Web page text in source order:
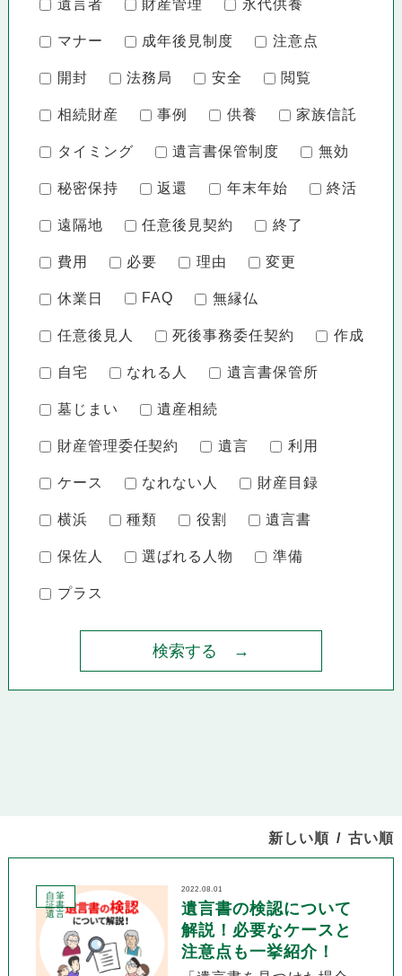
遺言者 財産管理 永代供養
マナー 成年後見制度 注意点
開封 法務局 安全 閲覧
相続財産 事例 供養 家族信託
タイミング 遺言書保管制度 無効
秘密保持 返還 年末年始 終活
遠隔地 任意後見契約 終了
費用 必要 理由 変更
休業日 FAQ 無縁仏
任意後見人 死後事務委任契約 作成
自宅 なれる人 遺言書保管所
墓じまい 遺産相続
財産管理委任契約 遺言 利用
ケース なれない人 財産目録
横浜 種類 役割 遺言書
保佐人 選ばれる人物 準備
プラス
新しい順 古い順
自筆
証書
遺言
2022.08.01
遺言書の検認について
解説！必要なケースと
注意点も一挙紹介！